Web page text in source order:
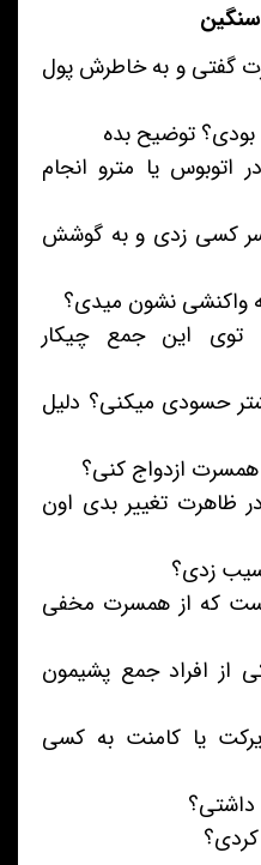
گفتی و به خاطرش پول
بودی؟ توضیح بده
اتوبوس یا مترو انجام
کسی زدی و به گوشش
واکنشی نشون میدی؟
توی این جمع چیکار
حسودی میکنی؟ دلیل
ازدواج کنی؟
ظاهرت تغییر بدی اون
زدی؟
که از همسرت مخفی
از افراد جمع پشیمون
یا کامنت به کسی